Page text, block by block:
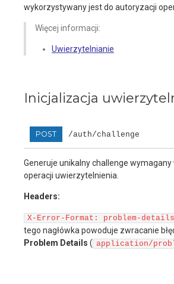
wykorzystywany jest do autoryzacji
Więcej informacji:
Uwierzytelnianie
Inicjalizacja
POST /auth/challenge
Generuje unikalny challenge
operacji uwierzytelnienia.
Headers:
X-Error-Format: problem-details
tego nagłówka powoduje zwracanie
Problem Details ( application/